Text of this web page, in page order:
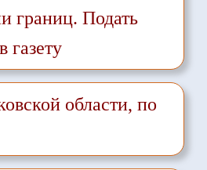
границ. Подать
газету
области, по